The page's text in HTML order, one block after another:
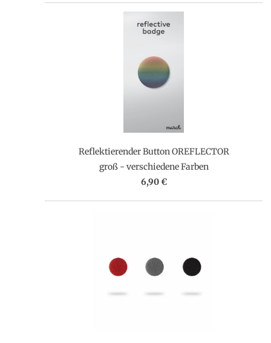
Reflektierender Button OREFLECTOR
groß - verschiedene Farben
6,90 €